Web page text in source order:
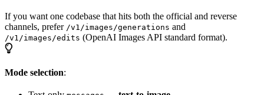
If you want one codebase that hits both the official and reverse
channels, prefer /v1/images/generations and
/v1/images/edits (OpenAI Images API standard format).
Mode selection: